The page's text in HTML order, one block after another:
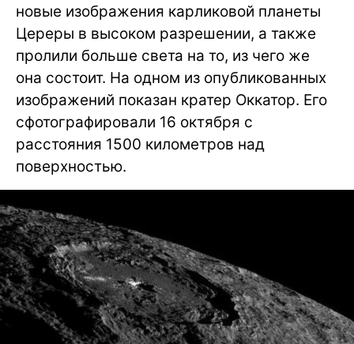
новые изображения карликовой планеты
Цереры в высоком разрешении, а также
пролили больше света на то, из чего же
она состоит. На одном из опубликованных
изображений показан кратер Оккатор. Его
сфотографировали 16 октября с
расстояния 1500 километров над
поверхностью.